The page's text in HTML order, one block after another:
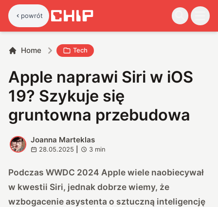
powrót
Home Tech
Apple naprawi Siri w iOS
19? Szykuje się
gruntowna przebudowa
J
Joanna Marteklas
28.05.2025 3 min
Podczas WWDC 2024 Apple wiele naobiecywał
w kwestii Siri, jednak dobrze wiemy, że
wzbogacenie asystenta o sztuczną inteligencję